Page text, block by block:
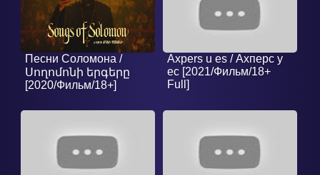
Песни Соломона /
Սողոմոնի երգերը
[2020/Фильм/18+]
Axpers u es / Ахперс у
ес [2021/Фильм/18+
Full]